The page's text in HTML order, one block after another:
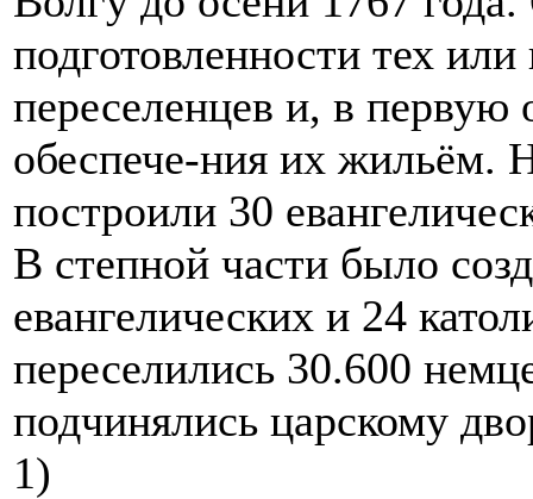
подготовленности тех
переселенцев и, в первую
обеспече-ния их жильём.
построили 30
В степной части было
евангелических и 24
переселились 30.600
подчинялись царскому
1)